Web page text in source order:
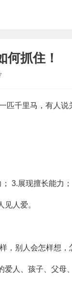
何抓住！
匹千里马，有人
3.展现擅长能力
人爱。
，别人会怎样想，
人、孩子、父母